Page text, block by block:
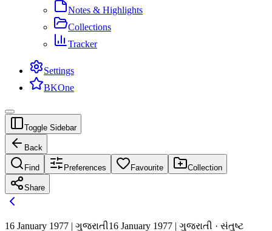
Notes & Highlights
Collections
Tracker
Settings
BKOne
Toggle Sidebar
Back
Find Preferences Favourite Collection
Share
16 January 1977 | ગુજરાતી16 January 1977 | ગુજરાતી · સંતુષ્ટ